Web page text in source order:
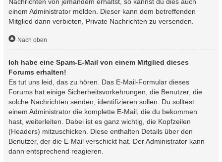
einem Administrator melden. Dieser kann dem betreffenden
Mitglied dann verbieten, Private Nachrichten zu versenden.
Nach oben
Ich habe eine Spam-E-Mail von einem Mitglied dieses
Forums erhalten!
Es tut uns leid, das zu hören. Das E-Mail-Formular dieses
Forums hat einige Sicherheitsvorkehrungen, die Benutzer, die
solche Nachrichten senden, identifizieren sollen. Du solltest
einem Administrator die komplette E-Mail, die du bekommen
hast, weiterleiten. Dabei ist es ganz wichtig, die Kopfzeilen
(Headers) mitzuschicken. Diese enthalten Details über den
Benutzer, der die E-Mail verschickt hat. Der Administrator kann
dann entsprechend reagieren.